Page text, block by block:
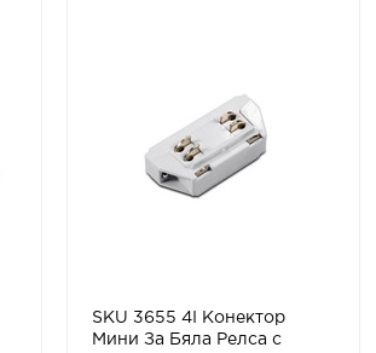
SKU 3655 4I Конектор
Мини За Бяла Релса с